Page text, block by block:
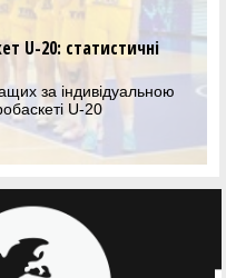
U-20: статистичні
за індивідуальною
U-20